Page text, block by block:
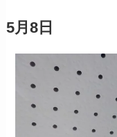
5月8日